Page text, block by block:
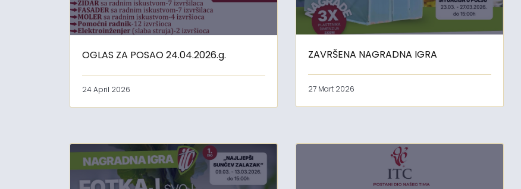
OGLAS ZA POSAO 24.04.2026.g.
24 April 2026
ZAVRŠENA NAGRADNA IGRA
27 Mart 2026